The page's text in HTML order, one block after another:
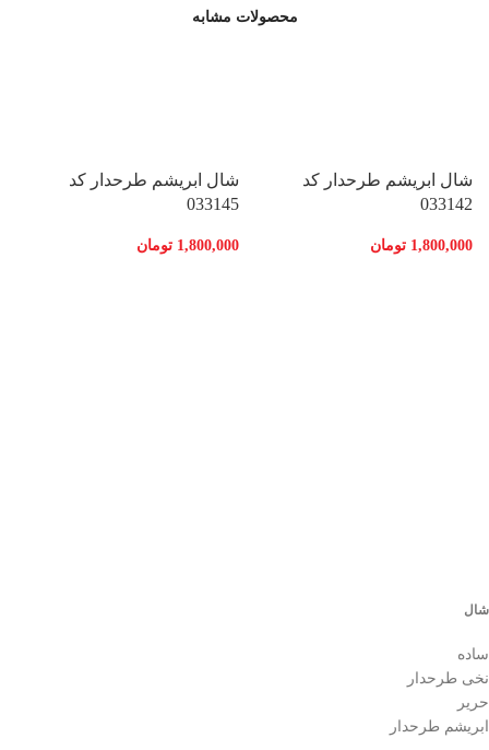
محصولات مشابه
شال ابریشم طرحدار کد
033142
1,800,000 تومان
شال ابریشم طرحدار کد
033145
1,800,000 تومان
شال
ساده
نخی طرحدار
حریر
ابریشم طرحدار